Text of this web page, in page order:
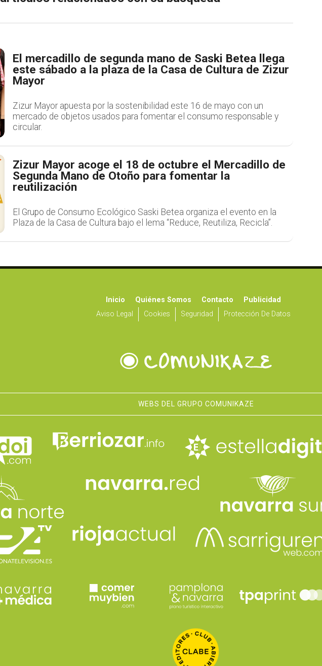
El mercadillo de segunda mano de Saski Betea llega
este sábado a la plaza de la Casa de Cultura de Zizur
Mayor
Zizur Mayor apuesta por la sostenibilidad este 16 de mayo con un
mercado de objetos usados para fomentar el consumo responsable y
circular.
Zizur Mayor acoge el 18 de octubre el Mercadillo de
Segunda Mano de Otoño para fomentar la
reutilización
El Grupo de Consumo Ecológico Saski Betea organiza el evento en la
Plaza de la Casa de Cultura bajo el lema “Reduce, Reutiliza, Recicla”.
Inicio Quiénes Somos Contacto
Publicidad
Aviso Legal
Cookies Seguridad Protección De Datos
WEBS DEL GRUPO COMUNIKAZE